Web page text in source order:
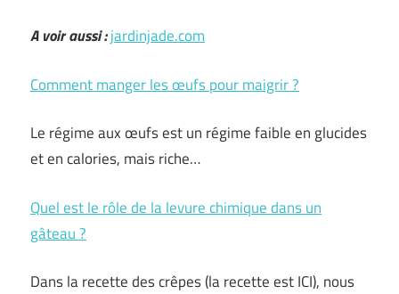
A voir aussi :jardinjade.com
Comment manger les œufs pour maigrir ?
Le régime aux œufs est un régime faible en glucides
et en calories, mais riche…
Quel est le rôle de la levure chimique dans un
gâteau ?
Dans la recette des crêpes (la recette est ICI), nous